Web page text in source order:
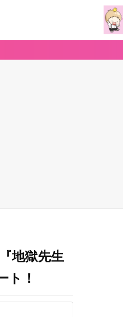
地獄先生
ト！